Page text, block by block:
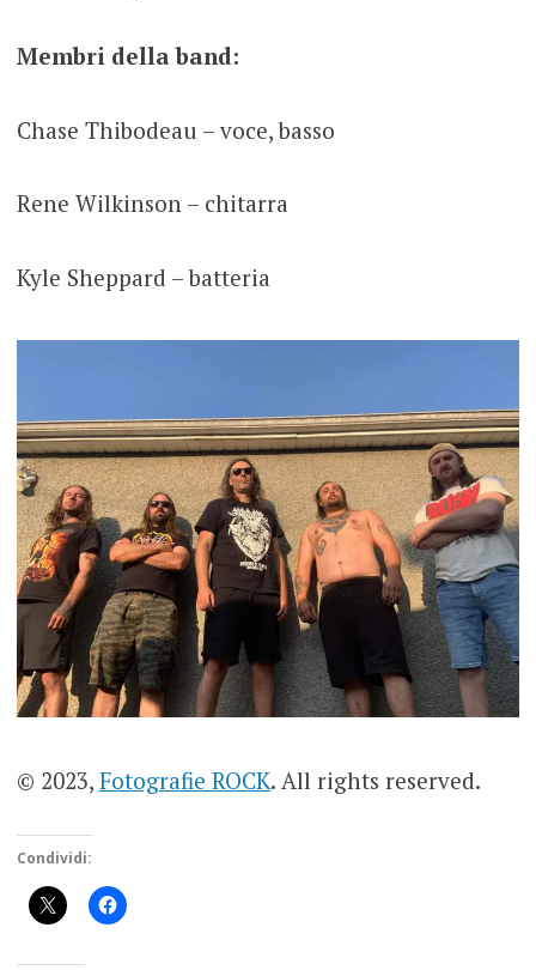
Membri della band:
Chase Thibodeau – voce, basso
Rene Wilkinson – chitarra
Kyle Sheppard – batteria
© 2023, Fotografie ROCK. All rights reserved.
Condividi: